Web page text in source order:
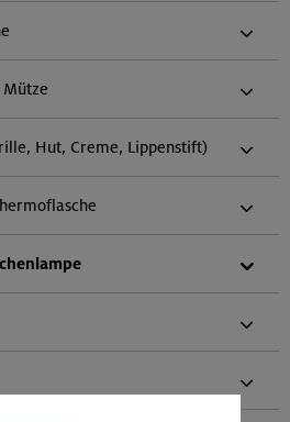
Mütze
Hut, Creme, Lippenstift)